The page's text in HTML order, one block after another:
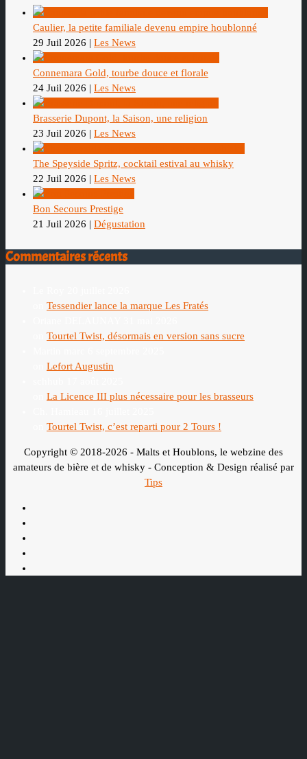
Caulier, la petite familiale devenu empire houblonné
29 Juil 2026 | Les News
Connemara Gold, tourbe douce et florale
24 Juil 2026 | Les News
Brasserie Dupont, la Saison, une religion
23 Juil 2026 | Les News
The Speyside Spritz, cocktail estival au whisky
22 Juil 2026 | Les News
Bon Secours Prestige
21 Juil 2026 | Dégustation
Commentaires récents
Tessendier lance la marque Les Fratés
Tourtel Twist, désormais en version sans sucre
Lefort Augustin
La Licence III plus nécessaire pour les brasseurs
Tourtel Twist, c’est reparti pour 2 Tours !
Copyright © 2018-2026 - Malts et Houblons, le webzine des
amateurs de bière et de whisky - Conception & Design réalisé par
Tips